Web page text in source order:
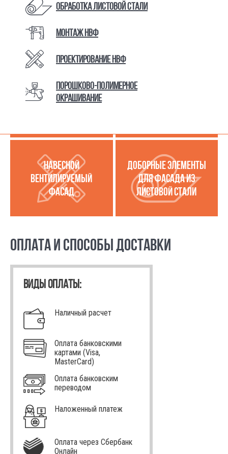
Обработка листовой стали
Монтаж НВФ
Проектирование НВФ
Порошково-полимерное
окрашивание
КАТАЛОГ ТОВАРОВ И УСЛУГ
УСЛУГИ ПО РАБОТЕ С
ЛИСТОВОЙ СТАЛЬЮ
МЕТАЛЛОКАССЕТЫ
НАВЕСНОЙ
ВЕНТИЛИРУЕМЫЙ
ФАСАД
ДОБОРНЫЕ ЭЛЕМЕНТЫ
ДЛЯ ФАСАДА ИЗ
ЛИСТОВОЙ СТАЛИ
ОПЛАТА И СПОСОБЫ ДОСТАВКИ
ВИДЫ ОПЛАТЫ:
Наличный расчет
Оплата банковскими
картами (Visa,
MasterCard)
Оплата банковским
переводом
Наложенный платеж
Оплата через Сбербанк
Онлайн